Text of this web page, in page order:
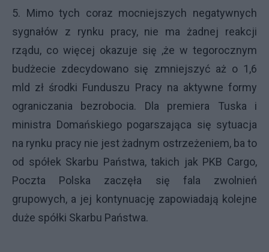
5. Mimo tych coraz mocniejszych negatywnych
sygnałów z rynku pracy, nie ma żadnej reakcji
rządu, co więcej okazuje się ,że w tegorocznym
budżecie zdecydowano się zmniejszyć aż o 1,6
mld zł środki Funduszu Pracy na aktywne formy
ograniczania bezrobocia. Dla premiera Tuska i
ministra Domańskiego pogarszająca się sytuacja
na rynku pracy nie jest żadnym ostrzeżeniem, ba to
od spółek Skarbu Państwa, takich jak PKB Cargo,
Poczta Polska zaczęła się fala zwolnień
grupowych, a jej kontynuację zapowiadają kolejne
duże spółki Skarbu Państwa.